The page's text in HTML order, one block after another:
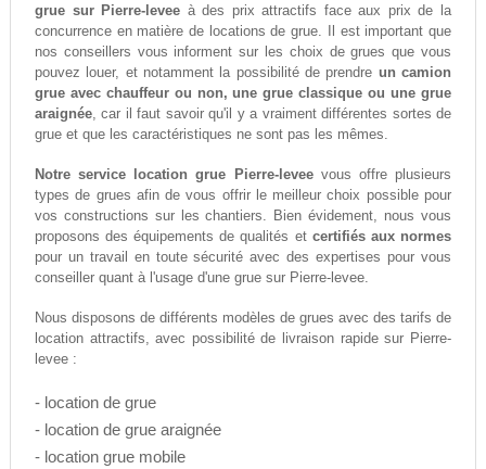
grue sur Pierre-levee à des prix attractifs face aux prix de la
concurrence en matière de locations de grue. Il est important que
nos conseillers vous informent sur les choix de grues que vous
pouvez louer, et notamment la possibilité de prendre un camion
grue avec chauffeur ou non, une grue classique ou une grue
araignée, car il faut savoir qu'il y a vraiment différentes sortes de
grue et que les caractéristiques ne sont pas les mêmes.
Notre service location grue Pierre-leveevous offre plusieurs
types de grues afin de vous offrir le meilleur choix possible pour
vos constructions sur les chantiers. Bien évidement, nous vous
proposons des équipements de qualités et certifiés aux normes
pour un travail en toute sécurité avec des expertises pour vous
conseiller quant à l'usage d'une grue sur Pierre-levee.
Nous disposons de différents modèles de grues avec des tarifs de
location attractifs, avec possibilité de livraison rapide sur Pierre-
levee :
- location de grue
- location de grue araignée
- location grue mobile